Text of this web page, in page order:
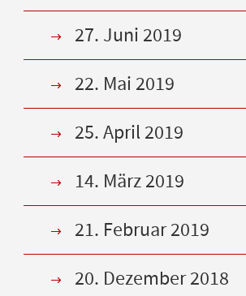
27. Juni 2019
22. Mai 2019
25. April 2019
14. März 2019
21. Februar 2019
20. Dezember 2018